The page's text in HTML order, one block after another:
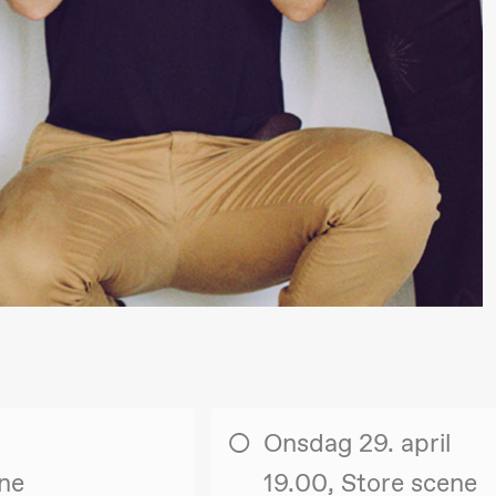
(Black Box teater)
Box teater)
Fantasies
SUBJOYRIDE
Onsdag 29. april
19.00, Store scene